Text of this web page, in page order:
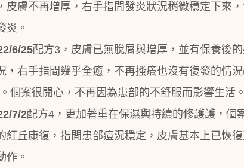
皮膚不再增厚，右手指間發炎狀況稍微穩定下來
炎。
6/25配方3 ，皮膚已無脫屑與增厚，並有保養後
，右手指間幾乎全癒，不再搔癢也沒有復發的情況
。個案很開心，不再因為患部的不舒服而影響生活
7/2配方4 ，更加著重在保濕與持續的修護護，
紅丘康復，指間患部痘況穩定，皮膚基本上已恢
作。